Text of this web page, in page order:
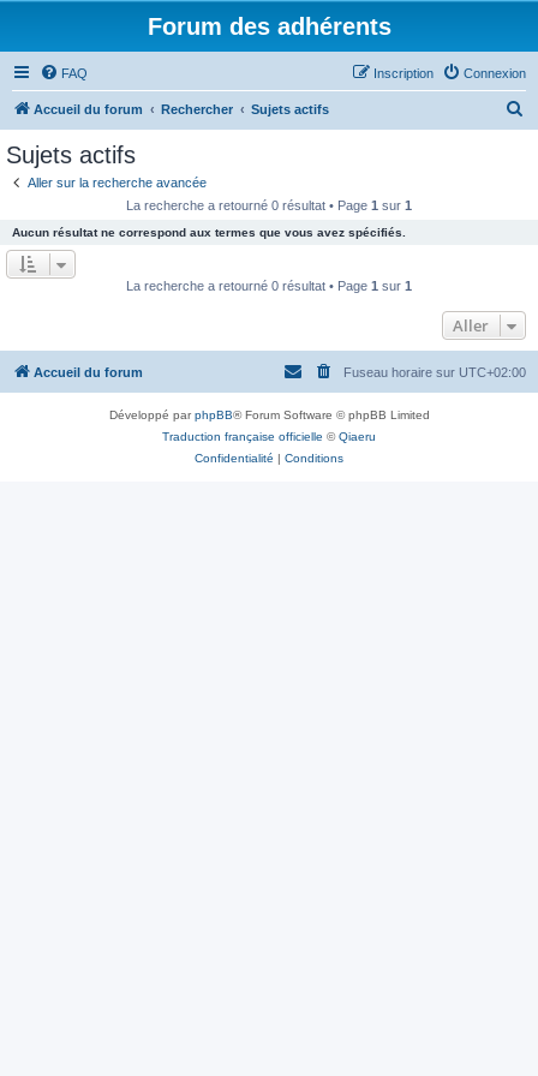
Forum des adhérents
FAQ Connexion
Inscription
Accueil du forum Rechercher Sujets actifs
e
r
Sujets actifs
Aller sur la recherche avancée
La recherche a retourné 0 résultat • Page 1 sur 1
Aucun résultat ne correspond aux termes que vous avez spécifiés.
La recherche a retourné 0 résultat • Page 1 sur 1
Aller
Accueil du forum Fuseau horaire sur UTC+02:00
Développé parphpBB® Forum Software © phpBB Limited
Traduction française officielle ©Qiaeru
Confidentialité | Conditions